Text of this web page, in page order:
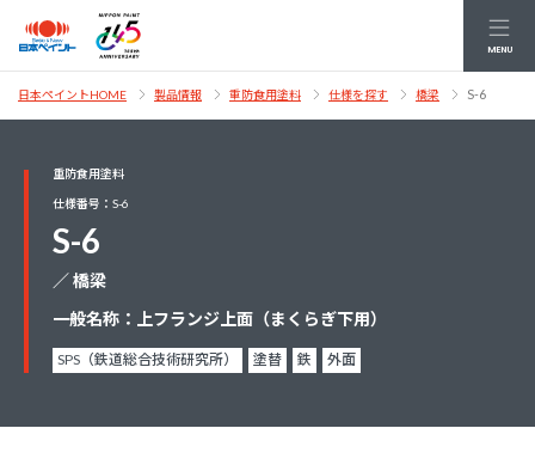
MENU
日本ペイントHOME 製品情報 重防食用塗料 仕様を探す 橋梁 S-6
重防食用塗料
仕様番号：S-6
S-6
／ 橋梁
一般名称：上フランジ上面（まくらぎ下用）
SPS（鉄道総合技術研究所） 塗替 鉄 外面